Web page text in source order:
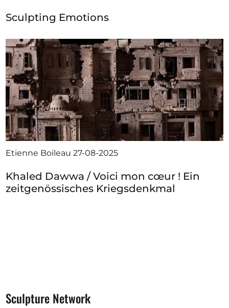
Sculpting Emotions
Etienne Boileau27-08-2025
Khaled Dawwa / Voici mon cœur ! Ein
zeitgenössisches Kriegsdenkmal
Sculpture Network